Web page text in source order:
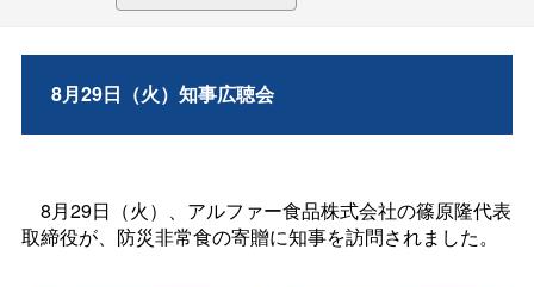
8月29日（火）知事広聴会
8月29日（火）、アルファー食品株式会社の篠原隆代表
取締役が、防災非常食の寄贈に知事を訪問されました。